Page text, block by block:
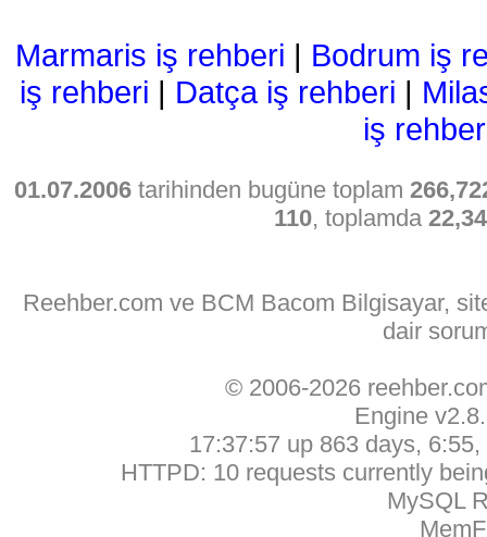
Marmaris iş rehberi | Bodrum iş
iş rehberi | Datça iş rehberi |
iş
01.07.2006tarihinden bugüne toplam
110, toplamda
Reehber.com ve BCM Bacom Bilgisayar,
dair
© 2006-2026
Engine
17:37:57 up 863 days,
HTTPD: 10 requests currently
MySQL